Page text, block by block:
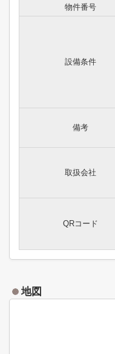
物件番号
設備条件
備考
取扱会社
QRコード
地図